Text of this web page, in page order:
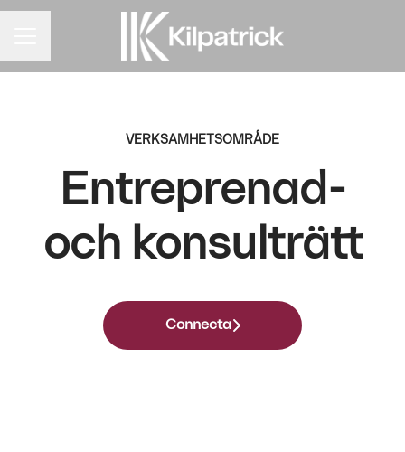
VERKSAMHETSOMRÅDE
Entreprenad-
och konsulträtt
Connecta